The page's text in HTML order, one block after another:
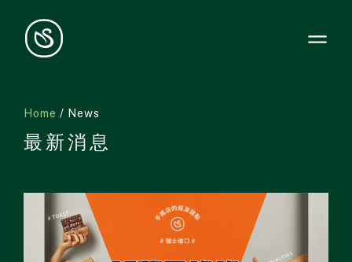
Home / News
最新消息